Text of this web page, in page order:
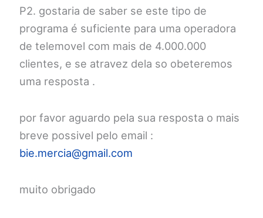
P2. gostaria de saber se este tipo de
programa é suficiente para uma operadora
de telemovel com mais de 4.000.000
clientes, e se atravez dela so obeteremos
uma resposta .
por favor aguardo pela sua resposta o mais
breve possivel pelo email :
bie.mercia@gmail.com
muito obrigado